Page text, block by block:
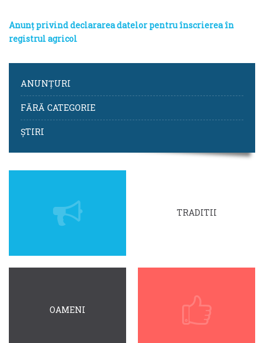
Anunț privind declararea datelor pentru înscrierea în
registrul agricol
ANUNȚURI
FĂRĂ CATEGORIE
ȘTIRI
TRADITII
OAMENI